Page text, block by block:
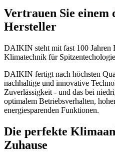
Vertrauen Sie einem
Hersteller
DAIKIN steht mit fast 100 Jahren
Klimatechnik für
DAIKIN fertigt nach höchsten
nachhaltige und innovative
Zuverlässigkeit - und das bei
optimalem Betriebsverhalten,
energiesparenden Funktionen.
Die perfekte
Zuhause